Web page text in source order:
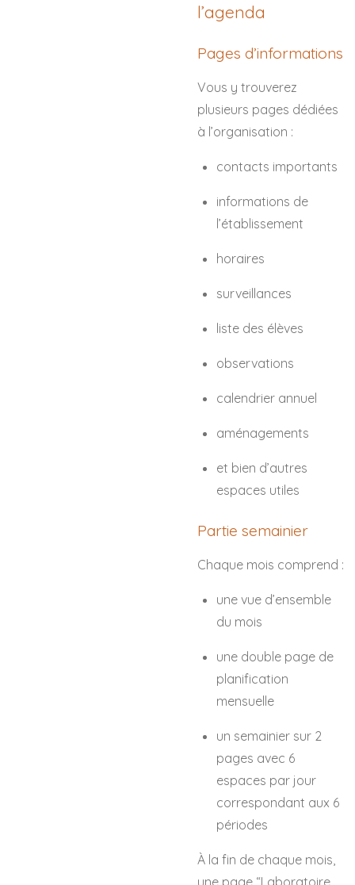
l’agenda
Pages d’informations
Vous y trouverez
plusieurs pages dédiées
à l’organisation :
contacts importants
informations de
l’établissement
horaires
surveillances
liste des élèves
observations
calendrier annuel
aménagements
et bien d’autres
espaces utiles
Partie semainier
Chaque mois comprend :
une vue d’ensemble
du mois
une double page de
planification
mensuelle
un semainier sur 2
pages avec 6
espaces par jour
correspondant aux 6
périodes
À la fin de chaque mois,
une page “Laboratoire